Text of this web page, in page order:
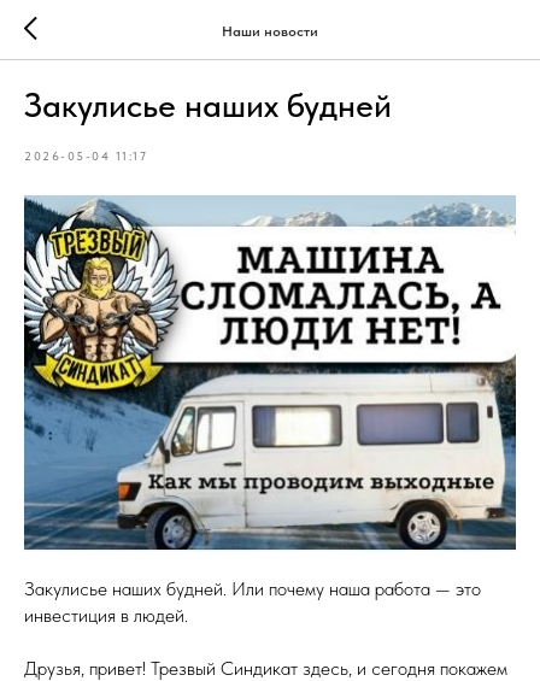
Наши новости
Закулисье наших будней
2026-05-04 11:17
Закулисье наших будней. Или почему наша работа — это
инвестиция в людей.
Друзья, привет! Трезвый Синдикат здесь, и сегодня покажем